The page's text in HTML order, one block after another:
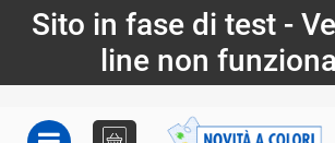
Sito in fase di test -
line non
Open Open menu